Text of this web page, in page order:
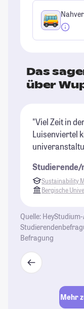
Das
über
"Viel Zeit in
Luisenviertel
Studierende/
Sustainability
Bergische
Quelle:
Befragung
Mehr